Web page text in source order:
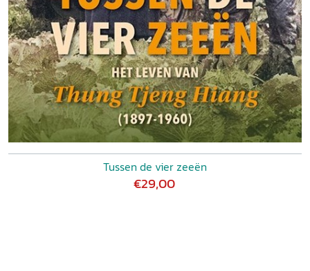
Tussen de vier zeeën
€29,00